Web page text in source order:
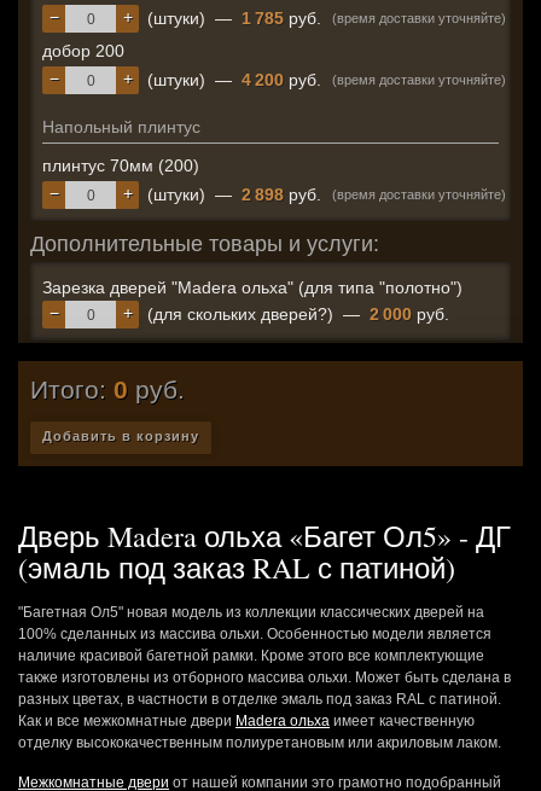
+
− (штуки) — 1 785 руб. (время доставки уточняйте)
добор 200
+
− (штуки) — 4 200 руб. (время доставки уточняйте)
Напольный плинтус
плинтус 70мм (200)
+
− (штуки) — 2 898 руб. (время доставки уточняйте)
Дополнительные товары и услуги:
Зарезка дверей "Madera ольха" (для типа "полотно")
+
− (для скольких дверей?) — 2 000 руб.
Итого: 0 руб.
Добавить в корзину
Дверь Madera ольха «Багет Ол5» - ДГ
(эмаль под заказ RAL с патиной)
"Багетная Ол5" новая модель из коллекции классических дверей на
100% сделанных из массива ольхи. Особенностью модели является
наличие красивой багетной рамки. Кроме этого все комплектующие
также изготовлены из отборного массива ольхи. Может быть сделана в
разных цветах, в частности в отделке эмаль под заказ RAL с патиной.
Как и все межкомнатные двери Madera ольха имеет качественную
отделку высококачественным полиуретановым или акриловым лаком.
Межкомнатные двери от нашей компании это грамотно подобранный